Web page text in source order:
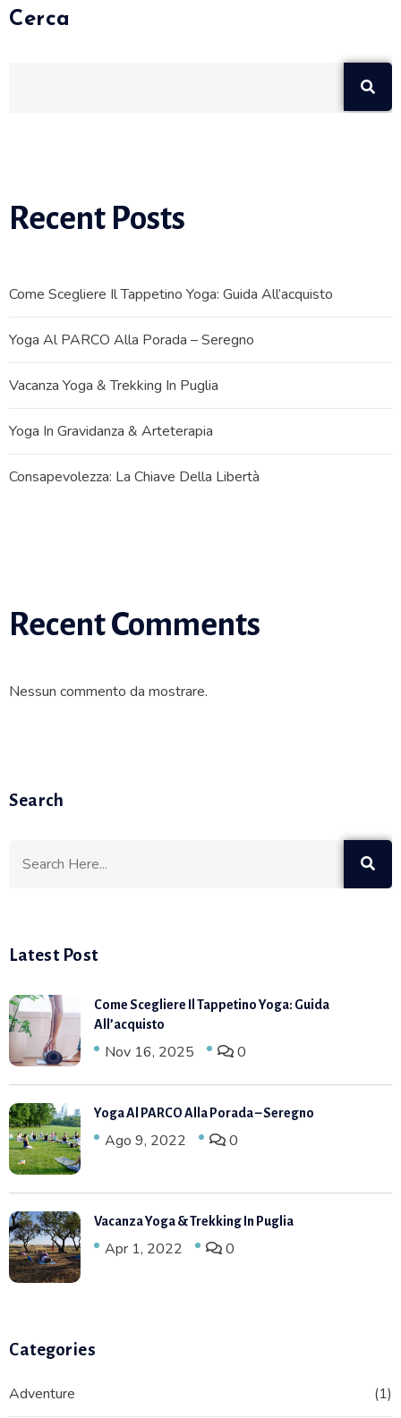
Cerca
Recent Posts
Come Scegliere Il Tappetino Yoga: Guida All’acquisto
Yoga Al PARCO Alla Porada – Seregno
Vacanza Yoga & Trekking In Puglia
Yoga In Gravidanza & Arteterapia
Consapevolezza: La Chiave Della Libertà
Recent Comments
Nessun commento da mostrare.
Search
Latest Post
Come Scegliere Il Tappetino Yoga: Guida
All’acquisto
Nov 16, 2025 0
Yoga Al PARCO Alla Porada – Seregno
Ago 9, 2022 0
Vacanza Yoga & Trekking In Puglia
Apr 1, 2022 0
Categories
Adventure (1)